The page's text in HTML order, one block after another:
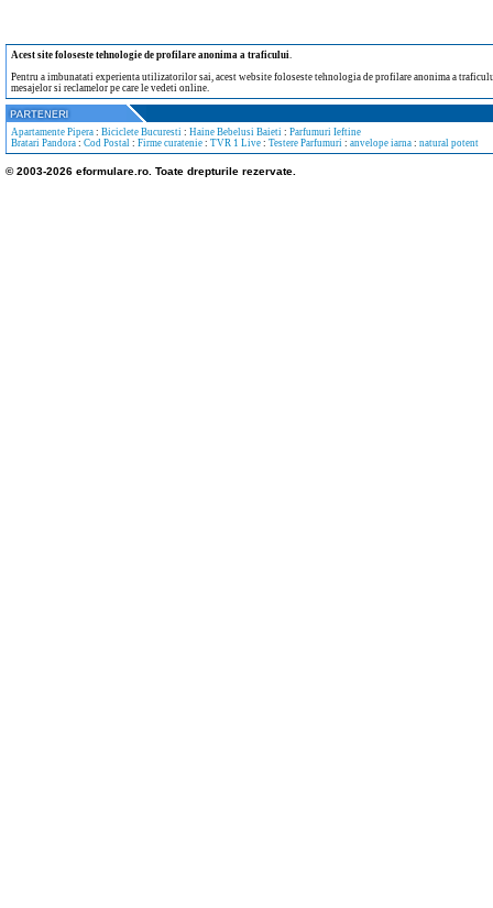
Acest site foloseste tehnologie de profilare anonima a traficului.
Pentru a imbunatati experienta utilizatorilor sai, acest website foloseste tehnologia de profilare anonima a
mesajelor si reclamelor pe care le vedeti online.
Apartamente Pipera : Biciclete Bucuresti : Haine Bebelusi Baieti : Parfumuri Ieftine
Bratari Pandora : Cod Postal : Firme curatenie : TVR 1 Live : Testere Parfumuri : anvelope iarna : natural potent
© 2003-2026 eformulare.ro. Toate drepturile rezervate.